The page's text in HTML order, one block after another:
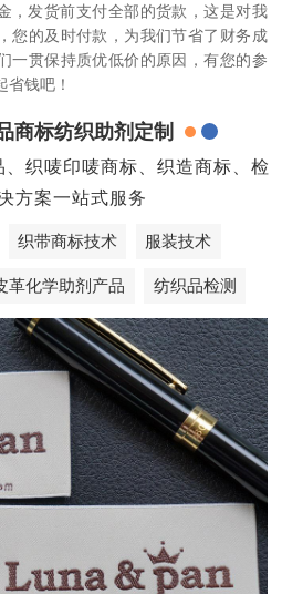
，发货前支付全部的货款，这是对我
您的及时付款，为我们节省了财务成
一贯保持质优低价的原因，有您的参
省钱吧！
商标纺织助剂定制
织唛印唛商标、织造商标、检
方案一站式服务
织带商标技术 服装技术
革化学助剂产品 纺织品检测